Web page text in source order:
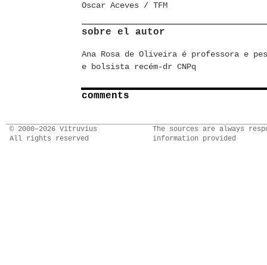
Oscar Aceves / TFM
sobre el autor
Ana Rosa de Oliveira é professora e
e bolsista recém-dr CNPq
comments
© 2000–2026 Vitruvius
All rights reserved
The sources are always
information provided